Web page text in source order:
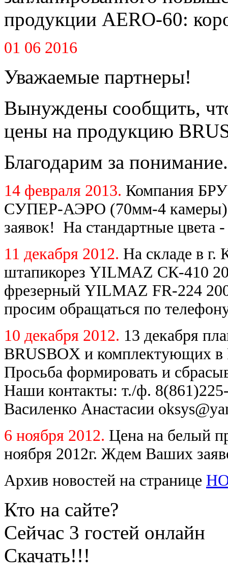
продукции AERO-60:
01 06 2016
Уважаемые партнеры!
Вынуждены сообщить,
цены на продукцию
Благодарим за понимание.
14 февраля 2013. Компания
СУПЕР-АЭРО (70мм-4 камеры)
заявок! На стандартные цвета
11 декабря 2012. На складе в г.
штапикорез YILMAZ СК-410
фрезерный YILMAZ FR-224
просим обращаться по
10 декабря 2012. 13 декабря
BRUSBOX и комплектующих в
Просьба формировать и
Наши контакты: т./ф.
Василенко Анастасии
6 ноября 2012. Цена на белый
ноября 2012г. Ждем Ваших
Архив новостей на странице
Кто на сайте?
Сейчас 3 гостей онлайн
Скачать!!!